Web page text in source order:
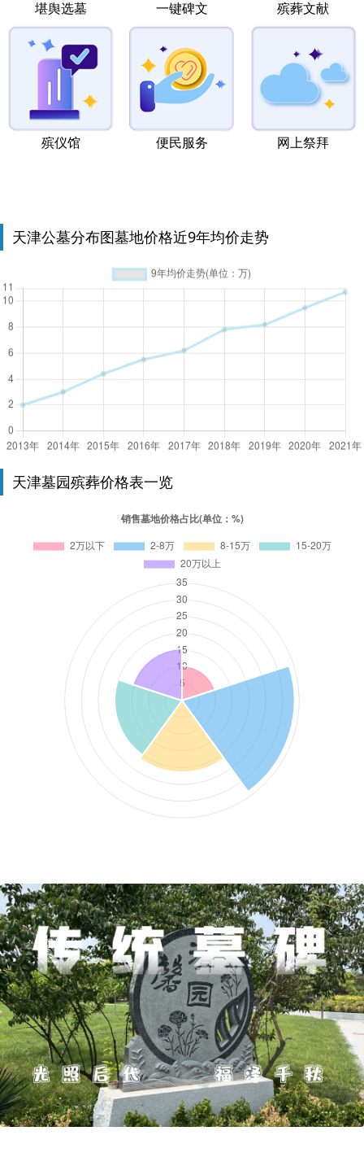
堪舆选墓 一键碑文 殡葬文献
殡仪馆 便民服务 网上祭拜
天津公墓分布图墓地价格近9年均价走势
天津墓园殡葬价格表一览